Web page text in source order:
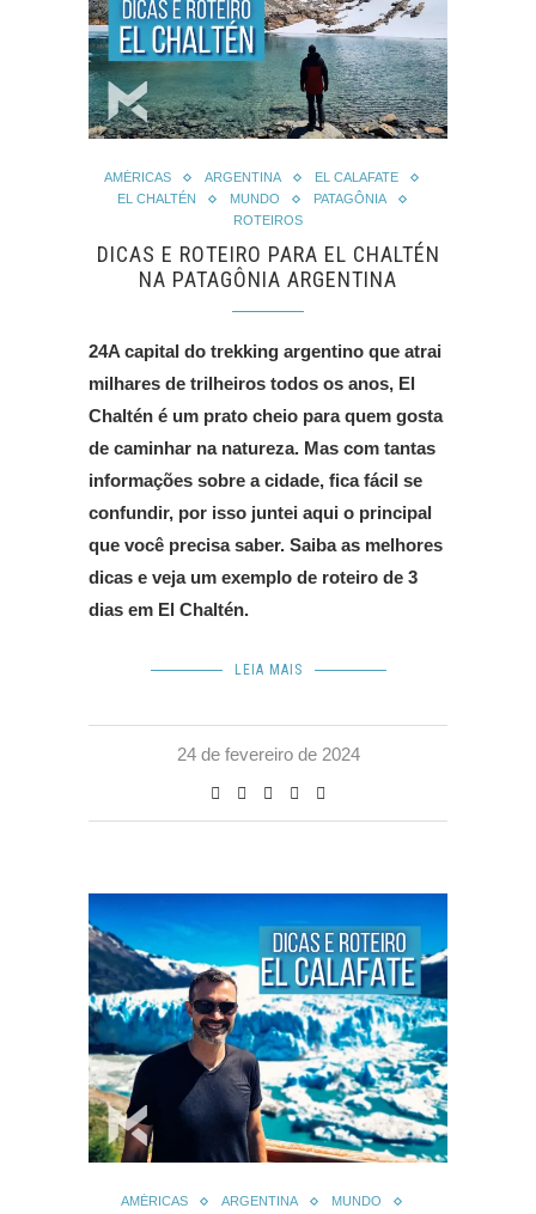
AMÉRICAS ARGENTINA
EL CALAFATE
EL CHALTÉN
MUNDO
PATAGÔNIA
ROTEIROS
DICAS E ROTEIRO PARA EL CHALTÉN
NA PATAGÔNIA ARGENTINA
24A capital do trekking argentino que atrai
milhares de trilheiros todos os anos, El
Chaltén é um prato cheio para quem gosta
de caminhar na natureza. Mas com tantas
informações sobre a cidade, fica fácil se
confundir, por isso juntei aqui o principal
que você precisa saber. Saiba as melhores
dicas e veja um exemplo de roteiro de 3
dias em El Chaltén.
LEIA MAIS
24 de fevereiro de 2024
AMÉRICAS ARGENTINA
MUNDO